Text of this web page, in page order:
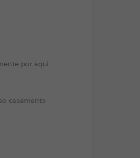
por aqui
casamento